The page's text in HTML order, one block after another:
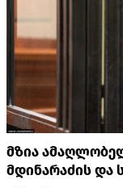
მზია
მდინარაძის და